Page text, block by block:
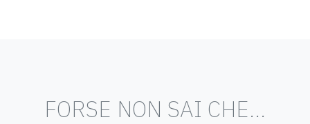
FORSE NON SAI CHE...